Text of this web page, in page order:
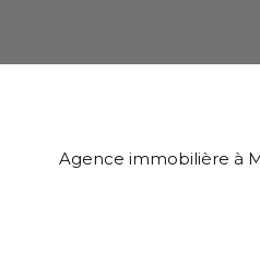
Agence immobilière à